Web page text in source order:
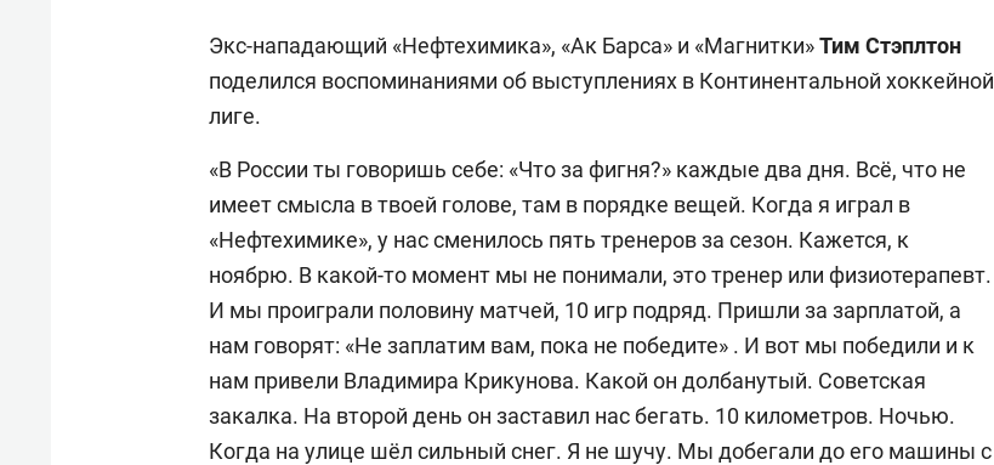
Экс-нападающий «Нефтехимика», «Ак Барса» и «Магнитки»Тим Стэплтон
поделился воспоминаниями об выступлениях в Континентальной хоккейной
лиге.
«В России ты говоришь себе: «Что за фигня?» каждые два дня. Всё, что не
имеет смысла в твоей голове, там в порядке вещей. Когда я играл в
«Нефтехимике», у нас сменилось пять тренеров за сезон. Кажется, к
ноябрю. В какой-то момент мы не понимали, это тренер или физиотерапевт.
И мы проиграли половину матчей, 10 игр подряд. Пришли за зарплатой, а
нам говорят: «Не заплатим вам, пока не победите» . И вот мы победили и к
нам привели Владимира Крикунова. Какой он долбанутый. Советская
закалка. На второй день он заставил нас бегать. 10 километров. Ночью.
Когда на улице шёл сильный снег. Я не шучу. Мы добегали до его машины с